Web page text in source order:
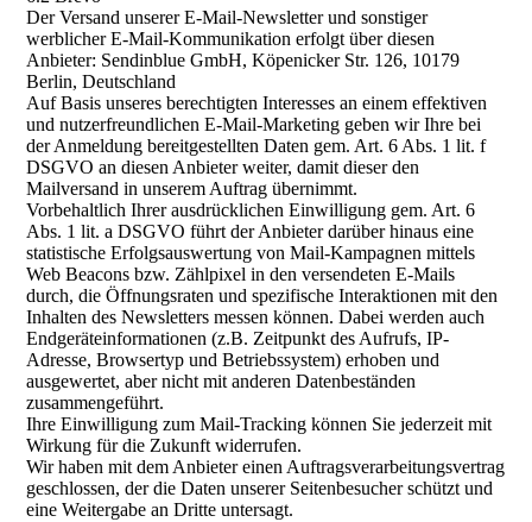
Der Versand unserer E-Mail-Newsletter und sonstiger
werblicher E-Mail-Kommunikation erfolgt über diesen
Anbieter: Sendinblue GmbH, Köpenicker Str. 126, 10179
Berlin, Deutschland
Auf Basis unseres berechtigten Interesses an einem effektiven
und nutzerfreundlichen E-Mail-Marketing geben wir Ihre bei
der Anmeldung bereitgestellten Daten gem. Art. 6 Abs. 1 lit. f
DSGVO an diesen Anbieter weiter, damit dieser den
Mailversand in unserem Auftrag übernimmt.
Vorbehaltlich Ihrer ausdrücklichen Einwilligung gem. Art. 6
Abs. 1 lit. a DSGVO führt der Anbieter darüber hinaus eine
statistische Erfolgsauswertung von Mail-Kampagnen mittels
Web Beacons bzw. Zählpixel in den versendeten E-Mails
durch, die Öffnungsraten und spezifische Interaktionen mit den
Inhalten des Newsletters messen können. Dabei werden auch
Endgeräteinformationen (z.B. Zeitpunkt des Aufrufs, IP-
Adresse, Browsertyp und Betriebssystem) erhoben und
ausgewertet, aber nicht mit anderen Datenbeständen
zusammengeführt.
Ihre Einwilligung zum Mail-Tracking können Sie jederzeit mit
Wirkung für die Zukunft widerrufen.
Wir haben mit dem Anbieter einen Auftragsverarbeitungsvertrag
geschlossen, der die Daten unserer Seitenbesucher schützt und
eine Weitergabe an Dritte untersagt.